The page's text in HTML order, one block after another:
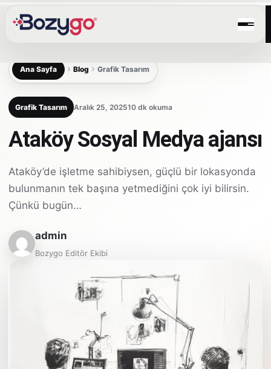
Ana Sayfa Blog Grafik Tasarım
Grafik Tasarım Aralık 25, 202510 dk okuma
Ataköy Sosyal Medya ajansı
Ataköy’de işletme sahibiysen, güçlü bir lokasyonda
bulunmanın tek başına yetmediğini çok iyi bilirsin.
Çünkü bugün…
admin
Bozygo Editör Ekibi